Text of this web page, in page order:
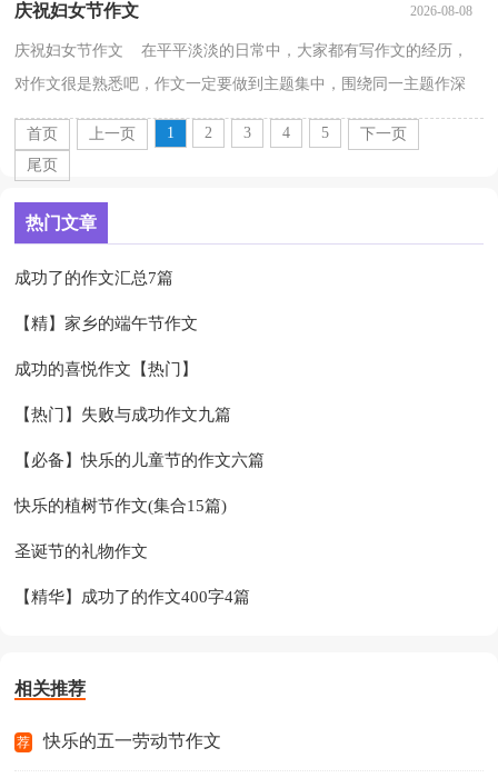
庆祝妇女节作文 2026-08-08
庆祝妇女节作文 在平平淡淡的日常中，大家都有写作文的经历，
对作文很是熟悉吧，作文一定要做到主题集中，围绕同一主题作深
入阐述，切忌东拉西扯，主题涣散甚至无主题。你写作文时总...
首页
上一页 1 2 3 4 5
下一页
尾页
热门文章
成功了的作文汇总7篇
【精】家乡的端午节作文
成功的喜悦作文【热门】
【热门】失败与成功作文九篇
【必备】快乐的儿童节的作文六篇
快乐的植树节作文(集合15篇)
圣诞节的礼物作文
【精华】成功了的作文400字4篇
相关推荐
荐 快乐的五一劳动节作文